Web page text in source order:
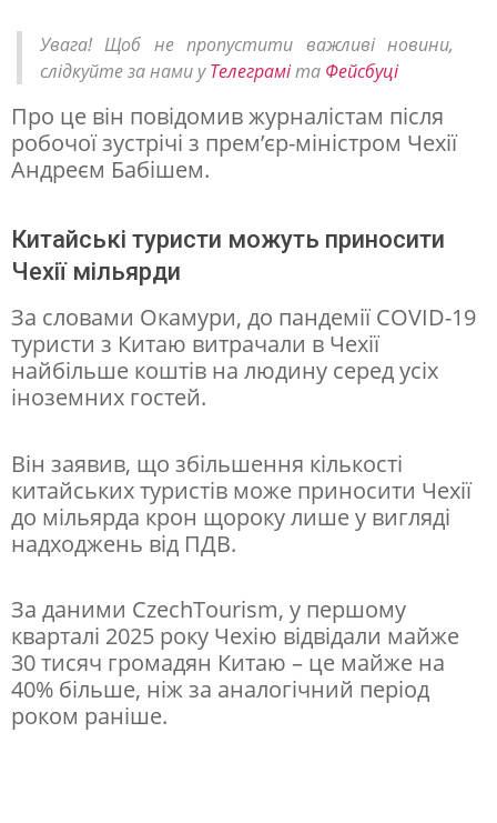
а
х
о
е
б
і
л
ь
ш
т
у
р
с
т
і
в
Увага! Щоб не пропустити важливі новини,
слідкуйте за нами уТелеграміта Фейсбуці
Про це він повідомив журналістам після
робочої зустрічі з прем’єр-міністром Чехії
Андреєм Бабішем.
Китайські туристи можуть приносити
Чехії мільярди
За словами Окамури, до пандемії COVID-19
туристи з Китаю витрачали в Чехії
найбільше коштів на людину серед усіх
іноземних гостей.
Він заявив, що збільшення кількості
китайських туристів може приносити Чехії
до мільярда крон щороку лише у вигляді
надходжень від ПДВ.
За даними CzechTourism, у першому
кварталі 2025 року Чехію відвідали майже
30 тисяч громадян Китаю – це майже на
40% більше, ніж за аналогічний період
роком раніше.